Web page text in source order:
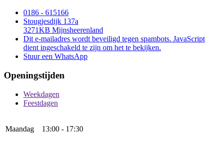
0186 - 615166
Stougjesdijk 137a
3271KB Mijnsheerenland
Dit e-mailadres wordt beveiligd tegen spambots. JavaScript
dient ingeschakeld te zijn om het te bekijken.
Stuur een WhatsApp
Openingstijden
Weekdagen
Feestdagen
Maandag 13:00 - 17:30